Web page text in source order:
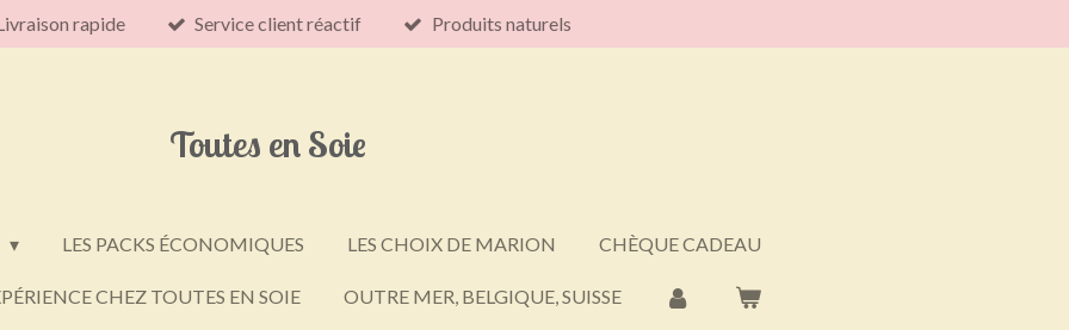
rapide Service client réactif Produits naturels
Toutes en Soie
LES PACKS ÉCONOMIQUES LES CHOIX DE MARION CHÈQUE CADEAU
CHEZ TOUTES EN SOIE OUTRE MER, BELGIQUE, SUISSE